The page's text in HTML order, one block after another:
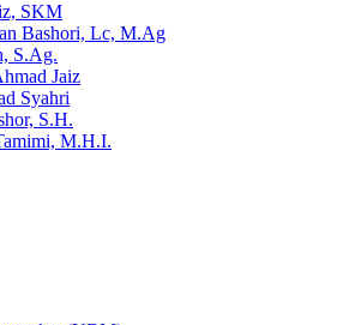
SKM
Bashori, Lc, M.Ag
S.Ag.
Jaiz
Syahri
S.H.
M.H.I.